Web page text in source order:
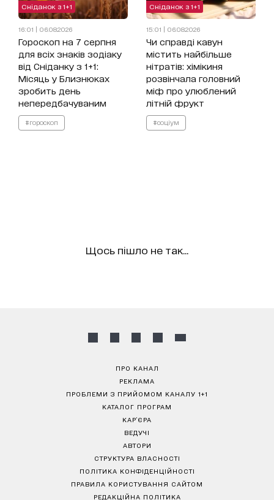
Сніданок з 1+1
16:01 | 06.08.2026
Гороскоп на 7 серпня
для всіх знаків зодіаку
від Сніданку з 1+1:
Місяць у Близнюках
зробить день
непередбачуваним
#гороскоп
Сніданок з 1+1
15:01 | 06.08.2026
Чи справді кавун
містить найбільше
нітратів: хімікиня
розвінчала головний
міф про улюблений
літній фрукт
#соціум
Щось пішло не так...
ПРО КАНАЛ
РЕКЛАМА
ПРОБЛЕМИ З ПРИЙОМОМ КАНАЛУ 1+1
КАТАЛОГ ПРОГРАМ
КАР’ЄРА
ВЕДУЧІ
АВТОРИ
СТРУКТУРА ВЛАСНОСТІ
ПОЛІТИКА КОНФІДЕНЦІЙНОСТІ
ПРАВИЛА КОРИСТУВАННЯ САЙТОМ
РЕДАКЦІЙНА ПОЛІТИКА